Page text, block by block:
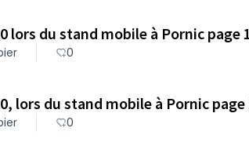
lors du stand mobile à Pornic page
0
lors du stand mobile à Pornic page
0